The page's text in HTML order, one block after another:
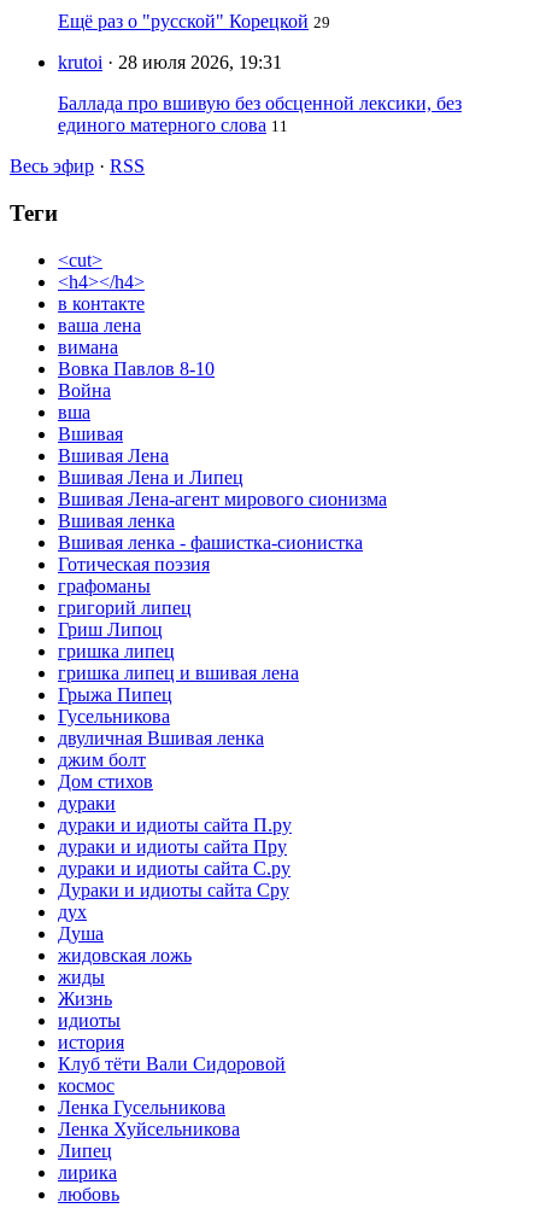
Ещё раз о "русской" Корецкой 29
krutoi · 28 июля 2026, 19:31
Баллада про вшивую без обсценной лексики, без
единого матерного слова 11
Весь эфир · RSS
Теги
<cut>
<h4></h4>
в контакте
ваша лена
вимана
Вовка Павлов 8-10
Война
вша
Вшивая
Вшивая Лена
Вшивая Лена и Липец
Вшивая Лена-агент мирового сионизма
Вшивая ленка
Вшивая ленка - фашистка-сионистка
Готическая поэзия
графоманы
григорий липец
Гриш Липоц
гришка липец
гришка липец и вшивая лена
Грыжа Пипец
Гусельникова
двуличная Вшивая ленка
джим болт
Дом стихов
дураки
дураки и идиоты сайта П.ру
дураки и идиоты сайта Пру
дураки и идиоты сайта С.ру
Дураки и идиоты сайта Сру
дух
Душа
жидовская ложь
жиды
Жизнь
идиоты
история
Клуб тёти Вали Сидоровой
космос
Ленка Гусельникова
Ленка Хуйсельникова
Липец
лирика
любовь